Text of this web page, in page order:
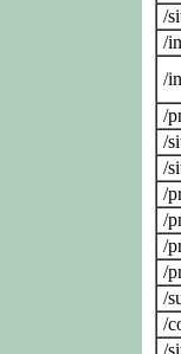
/
/
/
/
/
/
/
/
/
/
/
/
/